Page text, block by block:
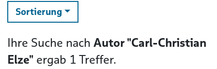
Sortierung ändern
Ihre Suche nach Autor "Carl-Christian
Elze" ergab 1 Treffer.